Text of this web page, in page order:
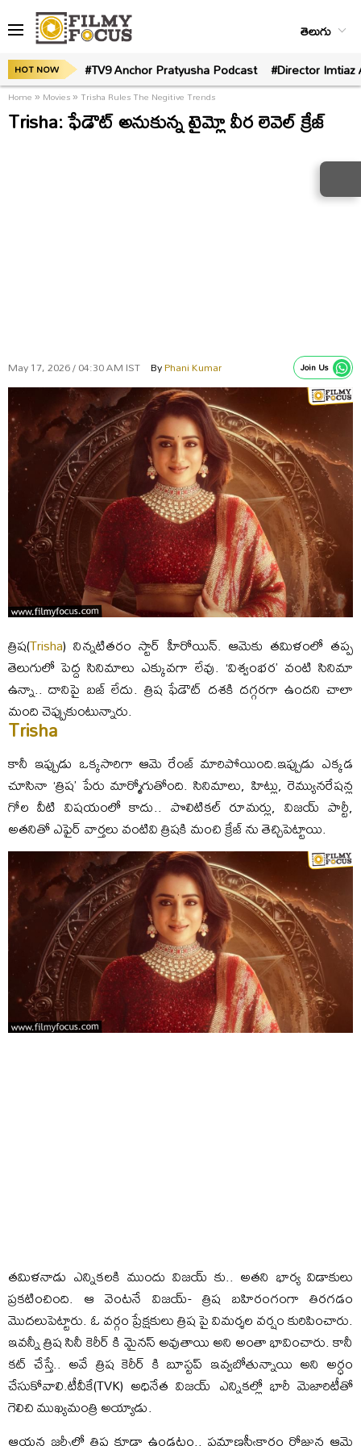
తెలుగు
HOT NOW #TV9 Anchor Pratyusha Podcast #Director
Home» Movies» Trisha Rules The Negitive Trends
Trisha: ఫేడౌట్ అనుకున్న టైమ్లో వీర లెవెల్ క్రేజ్
May 17, 2026 / 04:30 AM IST ByPhani Kumar Join Us
త్రిష(Trisha) నిన్నటితరం స్టార్ హీరోయిన్. ఆమెకు తమిళంలో తప్ప
తెలుగులో పెద్ద సినిమాలు ఎక్కువగా లేవు. ‘విశ్వంభర’ వంటి సినిమా
ఉన్నా.. దానిపై బజ్ లేదు. త్రిష ఫేడౌట్ దశకి దగ్గరగా ఉందని చాలా
మంది చెప్పుకుంటున్నారు.
Trisha
కానీ ఇప్పుడు ఒక్కసారిగా ఆమె రేంజ్ మారిపోయింది.ఇప్పుడు ఎక్కడ
చూసినా ‘త్రిష’ పేరు మార్మోగుతోంది. సినిమాలు, హిట్లు, రెమ్యునరేషన్ల
గోల వీటి విషయంలో కాదు.. పొలిటికల్ రూమర్లు, విజయ్ పార్టీ,
అతనితో ఎఫైర్ వార్తలు వంటివి త్రిషకి మంచి క్రేజ్ ను తెచ్చిపెట్టాయి.
తమిళనాడు ఎన్నికలకి ముందు విజయ్ కు.. అతని భార్య విడాకులు
ప్రకటించింది. ఆ వెంటనే విజయ్- త్రిష బహిరంగంగా తిరగడం
మొదలుపెట్టారు. ఓ వర్గం ప్రేక్షకులు త్రిష పై విమర్శల వర్షం కురిపించారు.
ఇవన్నీ త్రిష సినీ కెరీర్ కి మైనస్ అవుతాయి అని అంతా భావించారు. కానీ
కట్ చేస్తే.. అవే త్రిష కెరీర్ కి బూస్టప్ ఇవ్వబోతున్నాయి అని అర్ధం
చేసుకోవాలి.టీవీకే(TVK) అధినేత విజయ్ ఎన్నికల్లో భారీ మెజారిటీతో
గెలిచి ముఖ్యమంత్రి అయ్యాడు.